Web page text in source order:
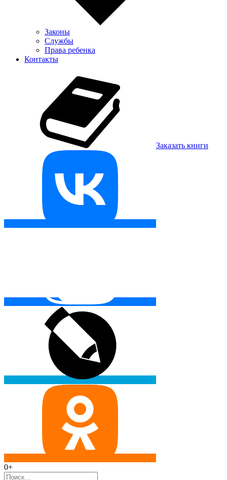
Законы
Службы
Права ребенка
Контакты
Заказать книги
0+